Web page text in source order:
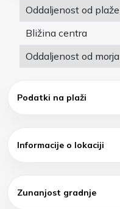
Oddaljenost od plaže
Bližina centra
Oddaljenost od morja
Podatki na plaži
Informacije o lokaciji
Zunanjost gradnje